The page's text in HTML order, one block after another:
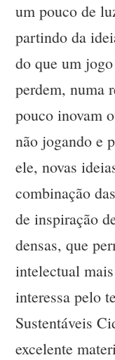
um pouco de
partindo da
do que um
perdem, numa
pouco inovam
não jogando e
ele, novas
combinação
de inspiração
densas, que
intelectual
interessa pelo
Sustentáveis
excelente